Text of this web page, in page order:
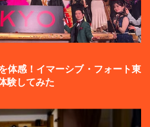
体感！イマーシブ・フォート東
験してみた